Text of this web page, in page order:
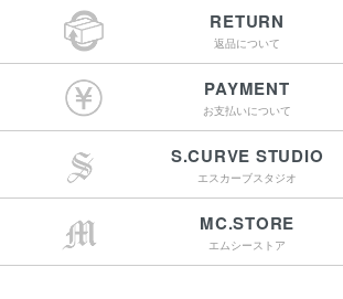
￥4,400（税込）以上
のご購入で送料無料
15:00までのご注文で
最短翌営業日配送
RETURN
返品について
→詳しくはこちらへ
PAYMENT
お支払いについて
S.CURVE STUDIO
エスカーブスタジオ
MC.STORE
エムシーストア